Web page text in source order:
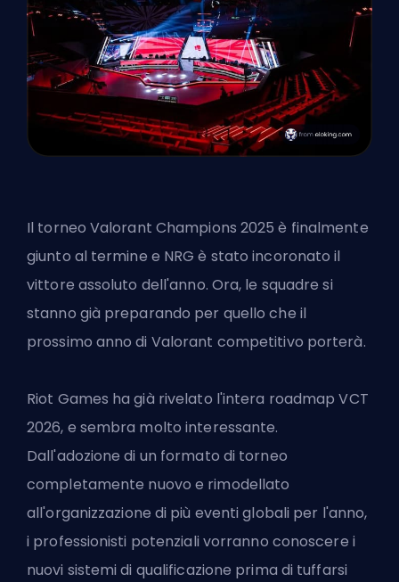
Il torneo Valorant Champions 2025 è finalmente
giunto al termine e NRG è stato incoronato il
vittore assoluto dell'anno. Ora, le squadre si
stanno già preparando per quello che il
prossimo anno di Valorant competitivo porterà.
Riot Games ha già rivelato l'intera roadmap VCT
2026, e sembra molto interessante.
Dall'adozione di un formato di torneo
completamente nuovo e rimodellato
all'organizzazione di più eventi globali per l'anno,
i professionisti potenziali vorranno conoscere i
nuovi sistemi di qualificazione prima di tuffarsi